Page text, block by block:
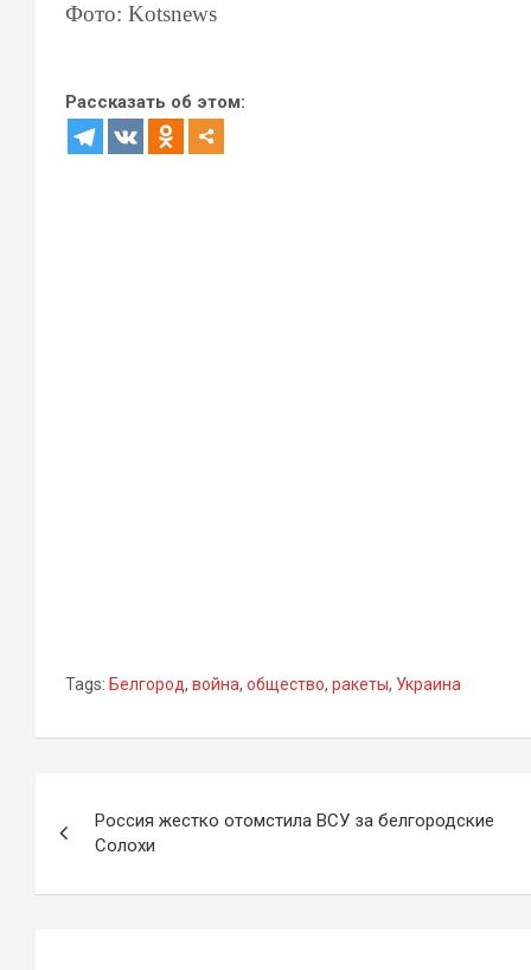
Фото: Kotsnews
Рассказать об этом:
Tags: Белгород, война, общество, ракеты, Украина
по
записям
Россия жестко отомстила ВСУ за белгородские
Солохи